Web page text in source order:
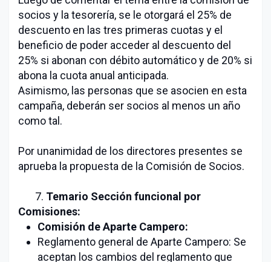
socios y la tesorería, se le otorgará el 25% de
descuento en las tres primeras cuotas y el
beneficio de poder acceder al descuento del
25% si abonan con débito automático y de 20% si
abona la cuota anual anticipada.
Asimismo, las personas que se asocien en esta
campaña, deberán ser socios al menos un año
como tal.
Por unanimidad de los directores presentes se
aprueba la propuesta de la Comisión de Socios.
7. Temario Sección funcional por
Comisiones:
Comisión de Aparte Campero:
Reglamento general de Aparte Campero: Se
aceptan los cambios del reglamento que